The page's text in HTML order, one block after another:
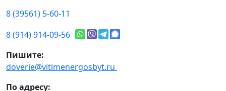
8 (39561) 5-60-11
8 (914) 914-09-56
Пишите:
doverie@vitimenergosbyt.ru
По адресу: